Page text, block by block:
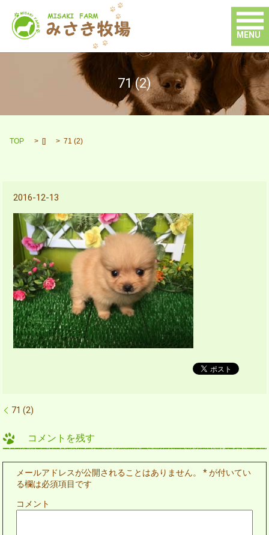
MENU
71 (2)
TOP [] 71 (2)
2016-12-13
71 (2)
コメントを残す
メールアドレスが公開されることはありません。 *が付いてい
る欄は必須項目です
コメント